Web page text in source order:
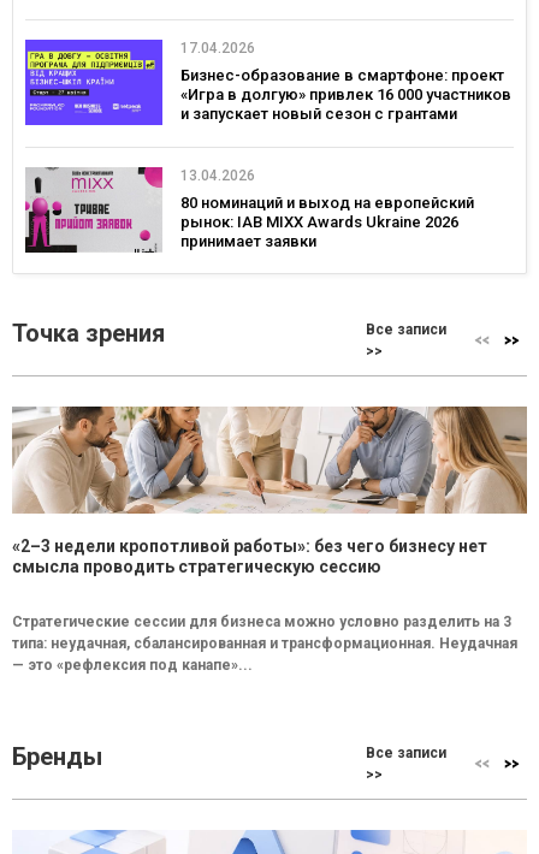
17.04.2026
Бизнес-образование в смартфоне: проект
«Игра в долгую» привлек 16 000 участников
и запускает новый сезон с грантами
13.04.2026
80 номинаций и выход на европейский
рынок: IAB MIXX Awards Ukraine 2026
принимает заявки
Точка зрения
Все записи
>>
«2–3 недели кропотливой работы»: без чего бизнесу нет
смысла проводить стратегическую сессию
Стратегические сессии для бизнеса можно условно разделить на 3
типа: неудачная, сбалансированная и трансформационная. Неудачная
— это «рефлексия под канапе»...
Бренды
Все записи
>>